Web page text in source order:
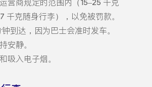
营商规定的范围内（15–25 千克
千克随身行李），以免被罚款。
到达，因为巴士会准时发车。
安静。
吸入电子烟。